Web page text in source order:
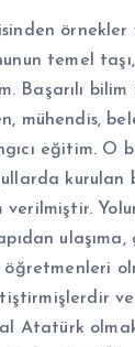
örnekler
temel
Başarılı bilim
mühendis,
eğitim. O
kurulan
ulaşıma,
Atatürk